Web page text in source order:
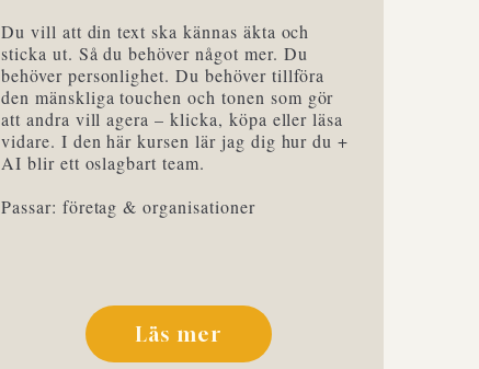
Du vill att din text ska kännas äkta och
sticka ut.​ Så du behöver något mer. Du
behöver personlighet. Du behöver tillföra
den mänskliga touchen och tonen som gör
att andra vill agera – klicka, köpa eller läsa
vidare. I den här kursen lär jag dig hur du +
AI blir ett oslagbart team.
Passar: företag & organisationer
Läs mer